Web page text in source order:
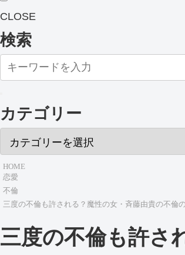
CLOSE
検索
カテゴリー
HOME
恋愛
不倫
三度の不倫も許される？魔性の女・斉藤由貴の不倫
三度の不倫も許さ